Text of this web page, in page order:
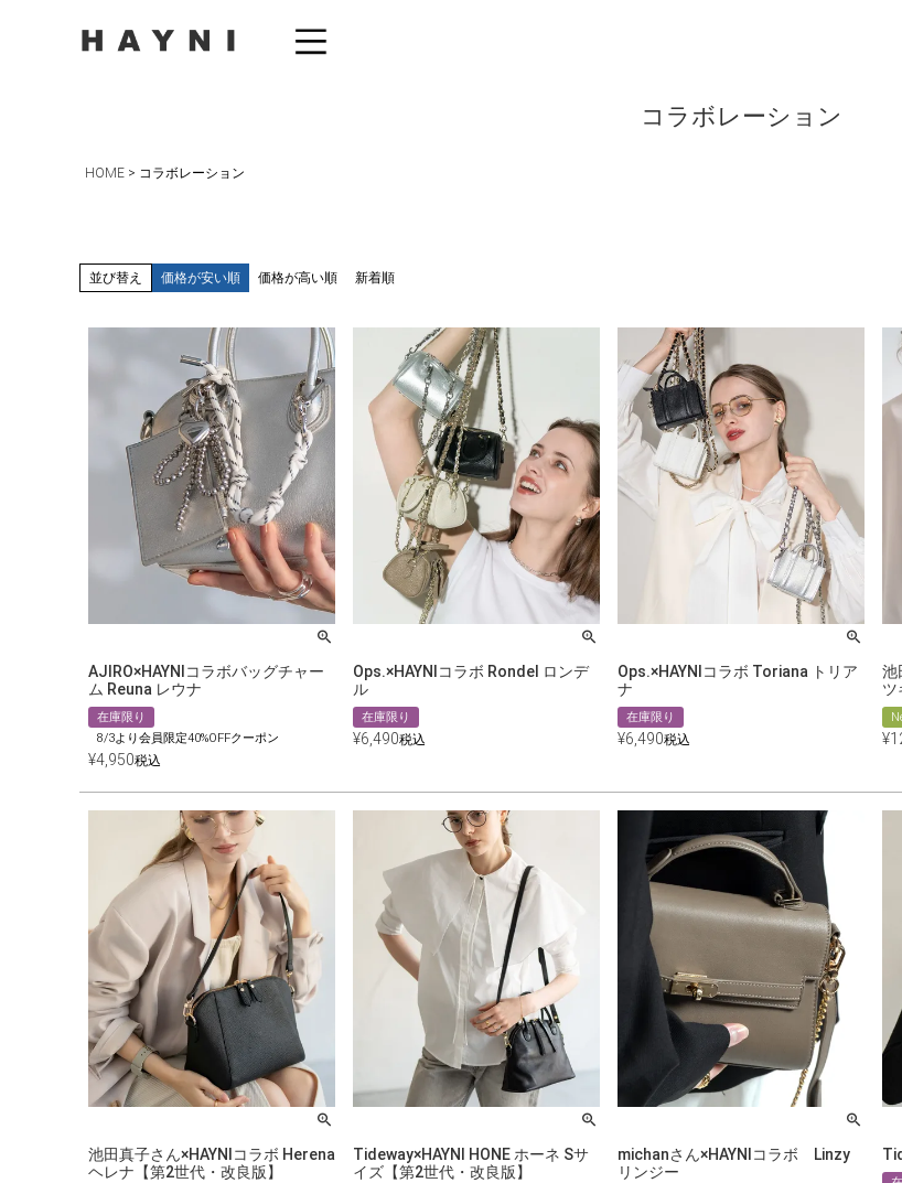
コラボレーション
HOME コラボレーション
並び替え 価格が安い順 価格が高い順 新着順
AJIRO×HAYNIコラボバッグチャー
ム Reuna レウナ
在庫限り
8/3より会員限定40%OFFクーポン
¥4,950税込
Ops.×HAYNIコラボ Rondel ロンデ
ル
在庫限り
¥6,490税込
Ops.×HAYNIコラボ Toriana トリア
ナ
在庫限り
¥6,490税込
池
ツ
¥
池田真子さん×HAYNIコラボ Herena
ヘレナ【第2世代・改良版】
Tideway×HAYNI HONE ホーネ Sサ
イズ【第2世代・改良版】
michanさん×HAYNIコラボ Linzy
リンジー